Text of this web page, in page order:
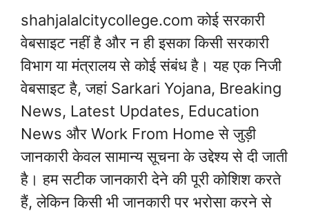
shahjalalcitycollege.com कोई सरकारी
वेबसाइट नहीं है और न ही इसका किसी सरकारी
विभाग या मंत्रालय से कोई संबंध है। यह एक निजी
वेबसाइट है, जहां Sarkari Yojana, Breaking
News, Latest Updates, Education
News और Work From Home से जुड़ी
जानकारी केवल सामान्य सूचना के उद्देश्य से दी जाती
है। हम सटीक जानकारी देने की पूरी कोशिश करते
हैं, लेकिन किसी भी जानकारी पर भरोसा करने से